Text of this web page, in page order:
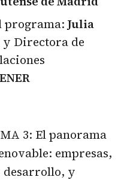
programa: Julia
Directora de
3: El panorama
empresas,
desarrollo, y